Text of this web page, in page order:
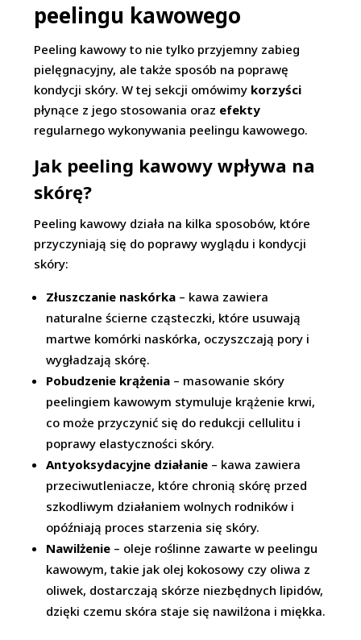
peelingu kawowego
Peeling kawowy to nie tylko przyjemny zabieg
pielęgnacyjny, ale także sposób na poprawę
kondycji skóry. W tej sekcji omówimy korzyści
płynące z jego stosowania oraz efekty
regularnego wykonywania peelingu kawowego.
Jak peeling kawowy wpływa na
skórę?
Peeling kawowy działa na kilka sposobów, które
przyczyniają się do poprawy wyglądu i kondycji
skóry:
Złuszczanie naskórka – kawa zawiera
naturalne ścierne cząsteczki, które usuwają
martwe komórki naskórka, oczyszczają pory i
wygładzają skórę.
Pobudzenie krążenia – masowanie skóry
peelingiem kawowym stymuluje krążenie krwi,
co może przyczynić się do redukcji cellulitu i
poprawy elastyczności skóry.
Antyoksydacyjne działanie – kawa zawiera
przeciwutleniacze, które chronią skórę przed
szkodliwym działaniem wolnych rodników i
opóźniają proces starzenia się skóry.
Nawilżenie – oleje roślinne zawarte w peelingu
kawowym, takie jak olej kokosowy czy oliwa z
oliwek, dostarczają skórze niezbędnych lipidów,
dzięki czemu skóra staje się nawilżona i miękka.